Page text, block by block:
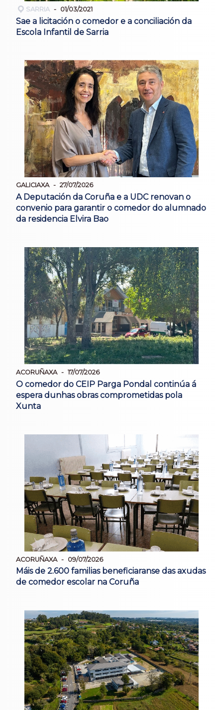
SARRIA 01/03/2021
Sae a licitación o comedor e a conciliación da
Escola Infantil de Sarria
GALICIAXA 27/07/2026
A Deputación da Coruña e a UDC renovan o
convenio para garantir o comedor do alumnado
da residencia Elvira Bao
ACORUÑAXA 17/07/2026
O comedor do CEIP Parga Pondal continúa á
espera dunhas obras comprometidas pola
Xunta
ACORUÑAXA 09/07/2026
Máis de 2.600 familias beneficiaranse das axudas
de comedor escolar na Coruña